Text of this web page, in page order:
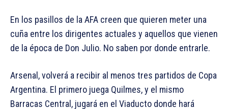
En los pasillos de la AFA creen que quieren meter una
cuña entre los dirigentes actuales y aquellos que vienen
de la época de Don Julio. No saben por donde entrarle.
Arsenal, volverá a recibir al menos tres partidos de Copa
Argentina. El primero juega Quilmes, y el mismo
Barracas Central, jugará en el Viaducto donde hará